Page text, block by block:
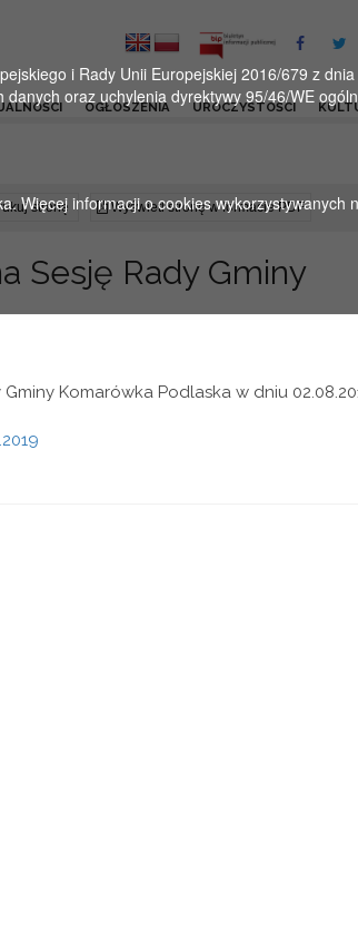
OGŁOSZENIA UROCZYSTOŚCI
stronę Wyświetl stronę w formacie PDF
Sesję Rady Gminy
Komarówka Podlaska w dniu
i Rady Unii Europejskiej 2016/679 z
oraz uchylenia dyrektywy 95/46/WE
Więcej informacji o cookies wykorzystywanych